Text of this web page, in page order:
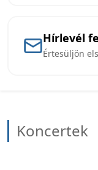
Hírlevél
Értesüljön
Koncertek